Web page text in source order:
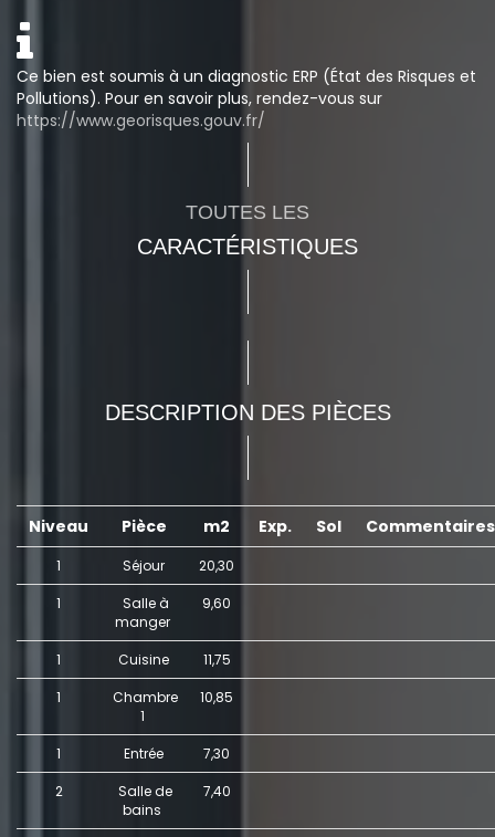
Ce bien est soumis à un diagnostic ERP (État des Risques et
Pollutions). Pour en savoir plus, rendez-vous sur
https://www.georisques.gouv.fr/
TOUTES LES
CARACTÉRISTIQUES
DESCRIPTION DES PIÈCES
Niveau Pièce m2 Exp. Sol
1 Séjour
20,30
1
Salle à
manger
9,60
1 Cuisine
11,75
1
Chambre
1
10,85
1 Entrée
7,30
2
Salle de
bains
7,40